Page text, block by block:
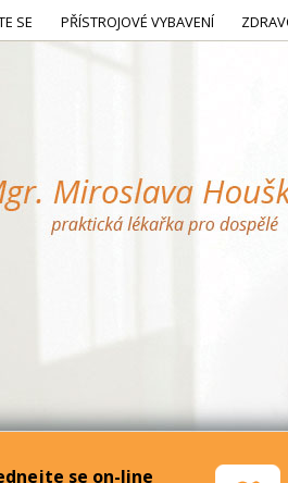
SE PŘÍSTROJOVÉ VYBAVENÍ
se on-line